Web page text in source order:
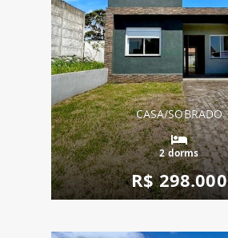
CASA/SOBRADO
2 dorms
R$ 298.000